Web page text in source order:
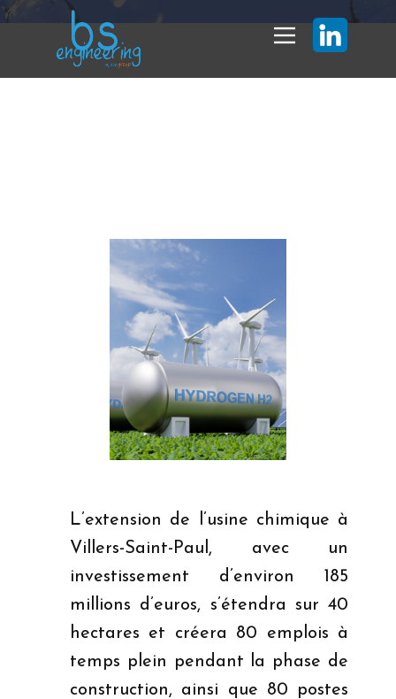
Extension d’usine
chimique à Villers-
Saint-Paul
L’extension de l’usine chimique à
Villers-Saint-Paul, avec un
investissement d’environ 185
millions d’euros, s’étendra sur 40
hectares et créera 80 emplois à
temps plein pendant la phase de
construction, ainsi que 80 postes